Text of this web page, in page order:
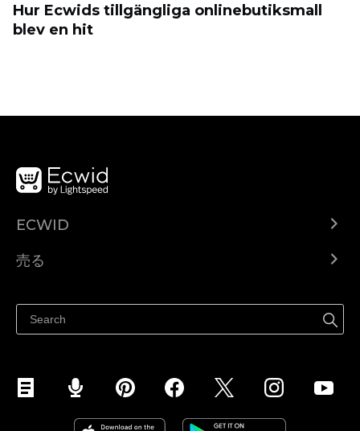
Hur Ecwids tillgängliga onlinebutiksmall
blev en hit
ECWID
ヘルプセンター
売る
Facebookで販売する
Instagramで販売する